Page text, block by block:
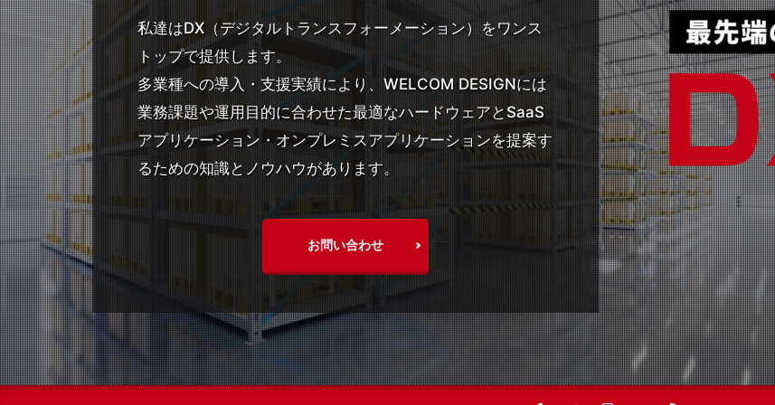
私達はDX（デジタルトランスフォーメーション）をワンス
トップで提供します。
多業種への導入・支援実績により、WELCOM DESIGNには
業務課題や運用目的に合わせた最適なハードウェアとSaaS
アプリケーション・オンプレミスアプリケーションを提案す
るための知識とノウハウがあります。
お問い合わせ